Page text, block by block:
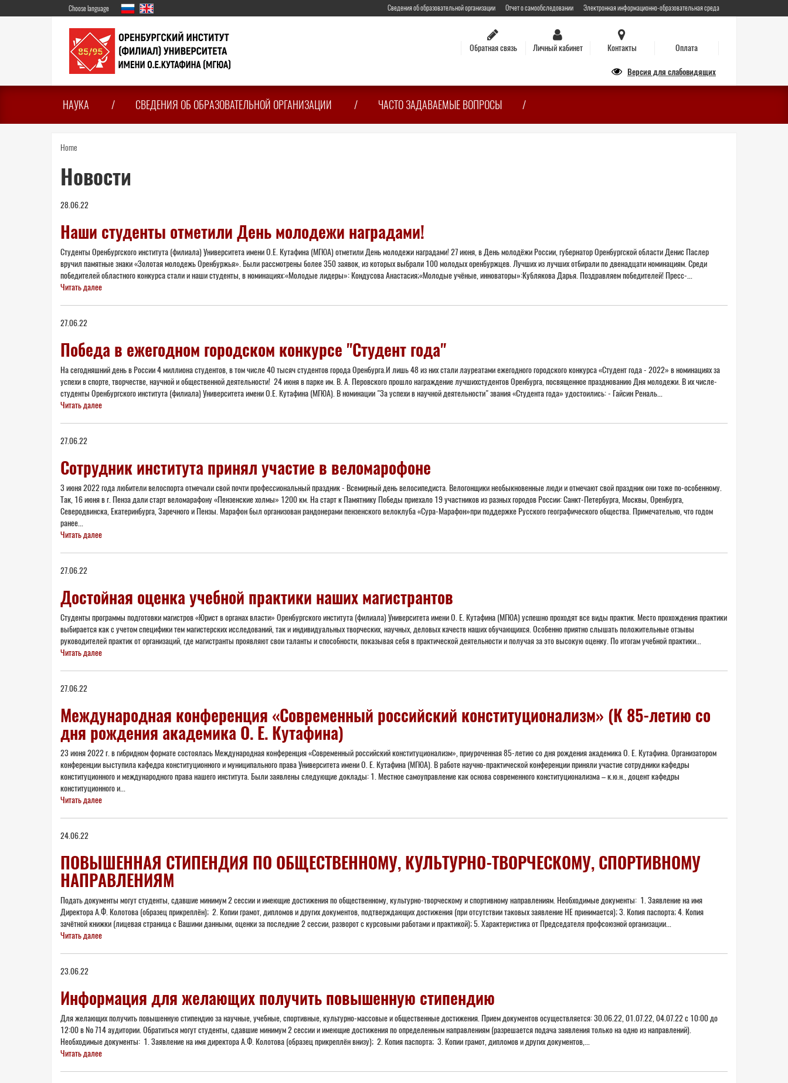
to
Choose language Сведения об образовательной организации Отчет о самообследовании Электронная информационно-образовательная среда
Обратная связь Личный кабинет Контакты Оплата
Версия для слабовидящих
НАУКА СВЕДЕНИЯ ОБ ОБРАЗОВАТЕЛЬНОЙ ОРГАНИЗАЦИИ ЧАСТО ЗАДАВАЕМЫЕ ВОПРОСЫ
You
are
here
Home
Новости
28.06.22
Наши студенты отметили День молодежи наградами!
Студенты Оренбургского института (филиала) Университета имени О.Е. Кутафина (МГЮА) отметили День молодежи наградами! 27 июня, в День молодёжи России, губернатор Оренбургской области Денис Паслер
вручил памятные знаки «Золотая молодежь Оренбуржья». Были рассмотрены более 350 заявок, из которых выбрали 100 молодых оренбуржцев. Лучших из лучших отбирали по двенадцати номинациям. Среди
победителей областного конкурса стали и наши студенты, в номинациях:«Молодые лидеры»: Кондусова Анастасия;«Молодые учёные, инноваторы»:Кублякова Дарья. Поздравляем победителей! Пресс-...
Читать далее
27.06.22
Победа в ежегодном городском конкурсе "Студент года"
На сегодняшний день в России 4 миллиона студентов, в том числе 40 тысяч студентов города Оренбурга.И лишь 48 из них стали лауреатами ежегодного городского конкурса «Студент года - 2022» в номинациях за
успехи в спорте, творчестве, научной и общественной деятельности! 24 июня в парке им. В. А. Перовского прошло награждение лучшихстудентов Оренбурга, посвященное празднованию Дня молодежи. В их числе-
студенты Оренбургского института (филиала) Университета имени О.Е. Кутафина (МГЮА). В номинации "За успехи в научной деятельности" звания «Студента года» удостоились: - Гайсин Реналь...
Читать далее
27.06.22
Сотрудник института принял участие в веломарофоне
3 июня 2022 года любители велоспорта отмечали свой почти профессиональный праздник - Всемирный день велосипедиста. Велогонщики необыкновенные люди и отмечают свой праздник они тоже по-особенному.
Так, 16 июня в г. Пенза дали старт веломарафону «Пензенские холмы» 1200 км. На старт к Памятнику Победы приехало 19 участников из разных городов России: Санкт-Петербурга, Москвы, Оренбурга,
Северодвинска, Екатеринбурга, Заречного и Пензы. Марафон был организован рандонерами пензенского велоклуба «Сура-Марафон»при поддержке Русского географического общества. Примечательно, что годом
ранее...
Читать далее
27.06.22
Достойная оценка учебной практики наших магистрантов
Студенты программы подготовки магистров «Юрист в органах власти» Оренбургского института (филиала) Университета имени О. Е. Кутафина (МГЮА) успешно проходят все виды практик. Место прохождения практики
выбирается как с учетом специфики тем магистерских исследований, так и индивидуальных творческих, научных, деловых качеств наших обучающихся. Особенно приятно слышать положительные отзывы
руководителей практик от организаций, где магистранты проявляют свои таланты и способности, показывая себя в практической деятельности и получая за это высокую оценку. По итогам учебной практики...
Читать далее
27.06.22
Международная конференция «Современный российский конституционализм» (К 85-летию со
дня рождения академика О. Е. Кутафина)
23 июня 2022 г. в гибридном формате состоялась Международная конференция «Современный российский конституционализм», приуроченная 85-летию со дня рождения академика О. Е. Кутафина. Организатором
конференции выступила кафедра конституционного и муниципального права Университета имени О. Е. Кутафина (МГЮА). В работе научно-практической конференции приняли участие сотрудники кафедры
конституционного и международного права нашего института. Были заявлены следующие доклады: 1. Местное самоуправление как основа современного конституционализма – к.ю.н., доцент кафедры
конституционного и...
Читать далее
24.06.22
ПОВЫШЕННАЯ СТИПЕНДИЯ ПО ОБЩЕСТВЕННОМУ, КУЛЬТУРНО-ТВОРЧЕСКОМУ, СПОРТИВНОМУ
НАПРАВЛЕНИЯМ
Подать документы могут студенты, сдавшие минимум 2 сессии и имеющие достижения по общественному, культурно-творческому и спортивному направлениям. Необходимые документы: 1. Заявление на имя
Директора А.Ф. Колотова (образец прикреплён); 2. Копии грамот, дипломов и других документов, подтверждающих достижения (при отсутствии таковых заявление НЕ принимается); 3. Копия паспорта; 4. Копия
зачëтной книжки (лицевая страница с Вашими данными, оценки за последние 2 сессии, разворот с курсовыми работами и практикой); 5. Характеристика от Председателя профсоюзной организации...
Читать далее
23.06.22
Информация для желающих получить повышенную стипендию
Для желающих получить повышенную стипендию за научные, учебные, спортивные, культурно-массовые и общественные достижения. Прием документов осуществляется: 30.06.22, 01.07.22, 04.07.22 с 10:00 до
12:00 в № 714 аудитории. Обратиться могут студенты, сдавшие минимум 2 сессии и имеющие достижения по определенным направлениям (разрешается подача заявления только на одно из направлений).
Необходимые документы: 1. Заявление на имя директора А.Ф. Колотова (образец прикреплён внизу); 2. Копия паспорта; 3. Копии грамот, дипломов и других документов,...
Читать далее